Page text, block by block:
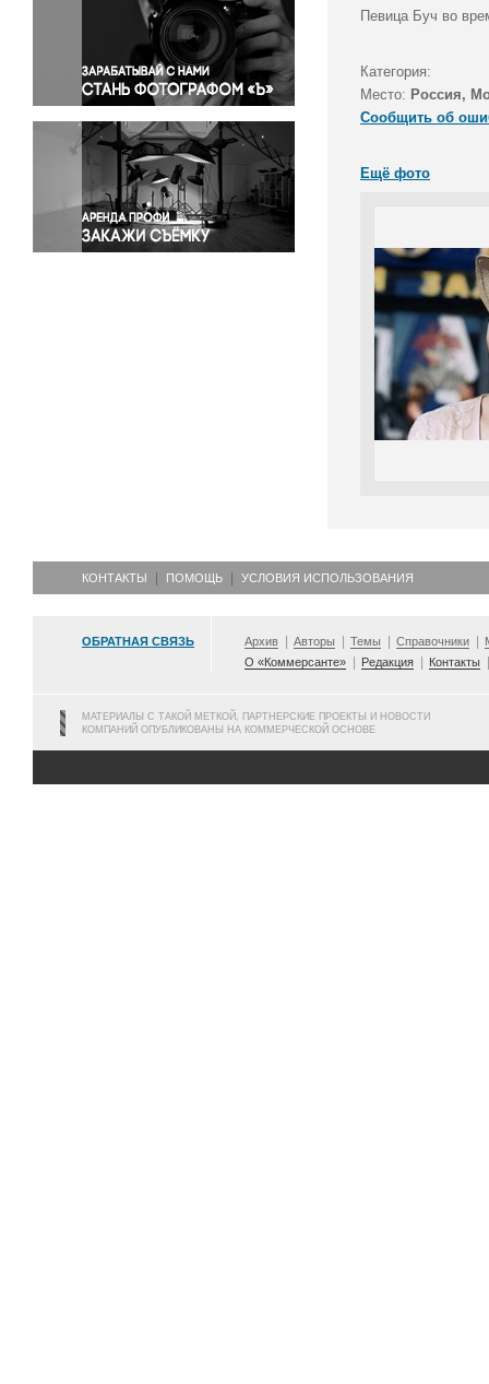
Политика
Правосудие
Происшествия и конфликты
Религия
Светская жизнь
Спорт
Экология
Экономика и бизнес
Певица Буч во
Категория:
Место: Россия,
Сообщить об
Ещё фото
КОНТАКТЫ ПОМОЩЬ УСЛОВИЯ ИСПОЛЬЗОВАНИЯ
ОБРАТНАЯ СВЯЗЬ Архив Авторы Темы Справочники
О «Коммерсанте»
Редакция Контакты
МАТЕРИАЛЫ С ТАКОЙ МЕТКОЙ, ПАРТНЕРСКИЕ ПРОЕКТЫ И НОВОСТИ
КОМПАНИЙ ОПУБЛИКОВАНЫ НА КОММЕРЧЕСКОЙ ОСНОВЕ